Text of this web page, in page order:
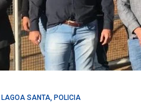
LAGOA SANTA, POLICIA